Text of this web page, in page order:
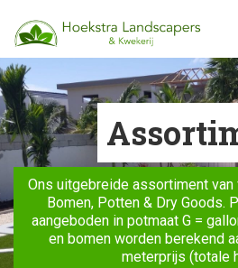
Ons uitgebreide assortiment
Bomen, Potten & Dry Goods.
aangeboden in potmaat G =
en bomen worden berekend
meterprijs (totale